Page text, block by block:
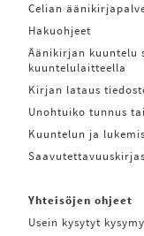
Celian
Hakuohjeet
Äänikirjan kuuntelu
kuuntelulaitteella
Kirjan lataus
Unohtuiko tunnus
Kuuntelun ja
Yhteisöjen ohjeet
Usein kysytyt